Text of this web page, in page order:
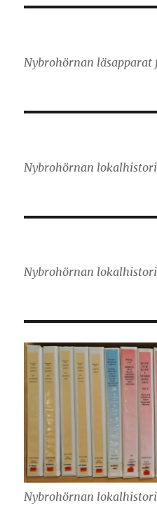
Nybrohörnan
Nybrohörnan
Nybrohörnan
Nybrohörnan